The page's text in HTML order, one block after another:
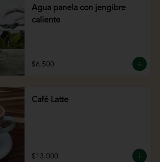
Agua panela con jengibre
caliente
$6.500
Café Latte
$13.000